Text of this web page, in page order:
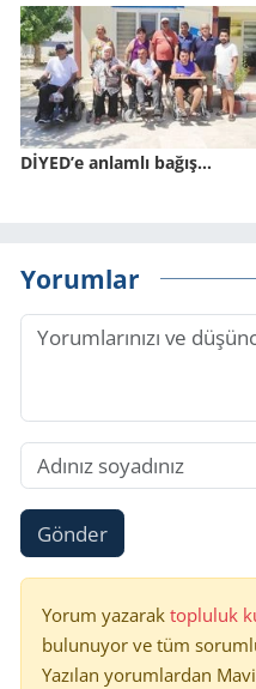
DİYED’e anlamlı bağış…
Yorumlar
Gönder
Yorum yazarak topluluk
bulunuyor ve tüm
Yazılan yorumlardan